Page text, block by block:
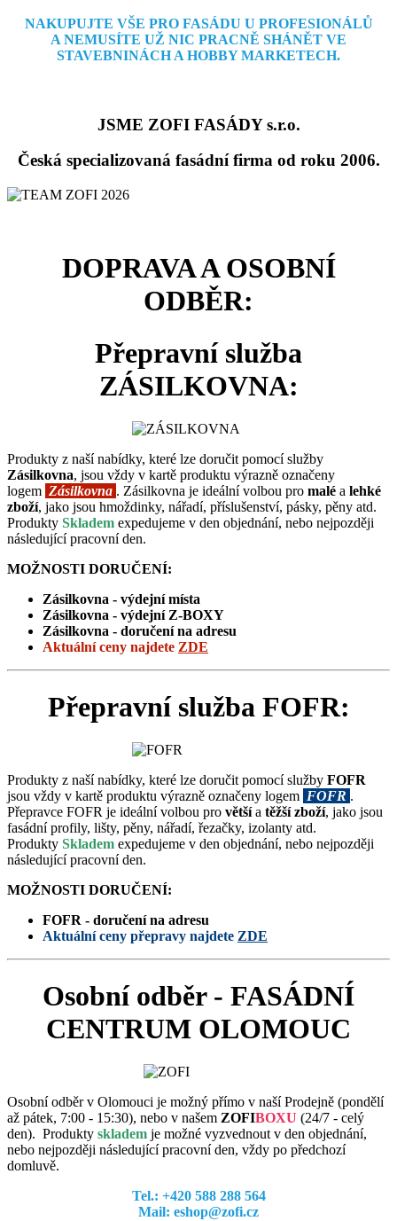
NAKUPUJTE VŠE PRO FASÁDU U PROFESIONÁLŮ
A NEMUSÍTE UŽ NIC PRACNĚ SHÁNĚT VE
STAVEBNINÁCH A HOBBY MARKETECH.
JSME ZOFI FASÁDY s.r.o.
Česká specializovaná fasádní firma od roku 2006.
DOPRAVA A OSOBNÍ
ODBĚR:
Přepravní služba
ZÁSILKOVNA:
Produkty z naší nabídky, které lze doručit pomocí služby
Zásilkovna, jsou vždy v kartě produktu výrazně označeny
logem Zásilkovna . Zásilkovna je ideální volbou pro malé a lehké
zboží, jako jsou hmoždinky, nářadí, příslušenství, pásky, pěny atd.
Produkty Skladem expedujeme v den objednání, nebo nejpozději
následující pracovní den.
MOŽNOSTI DORUČENÍ:
Zásilkovna - výdejní místa
Zásilkovna - výdejní Z-BOXY
Zásilkovna - doručení na adresu
Aktuální ceny najdete ZDE
Přepravní služba FOFR:
Produkty z naší nabídky, které lze doručit pomocí služby FOFR
jsou vždy v kartě produktu výrazně označeny logem FOFR .
Přepravce FOFR je ideální volbou pro většía těžší zboží, jako jsou
fasádní profily, lišty, pěny, nářadí, řezačky, izolanty atd.
Produkty Skladem expedujeme v den objednání, nebo nejpozději
následující pracovní den.
MOŽNOSTI DORUČENÍ:
FOFR - doručení na adresu
Aktuální ceny přepravy najdete ZDE
Osobní odběr - FASÁDNÍ
CENTRUM OLOMOUC
Osobní odběr v Olomouci je možný přímo v naší Prodejně (pondělí
až pátek, 7:00 - 15:30), nebo v našem ZOFIBOXU (24/7 - celý
den). Produkty skladem je možné vyzvednout v den objednání,
nebo nejpozději následující pracovní den, vždy po předchozí
domluvě.
Tel.: +420 588 288 564
Mail: eshop@zofi.cz